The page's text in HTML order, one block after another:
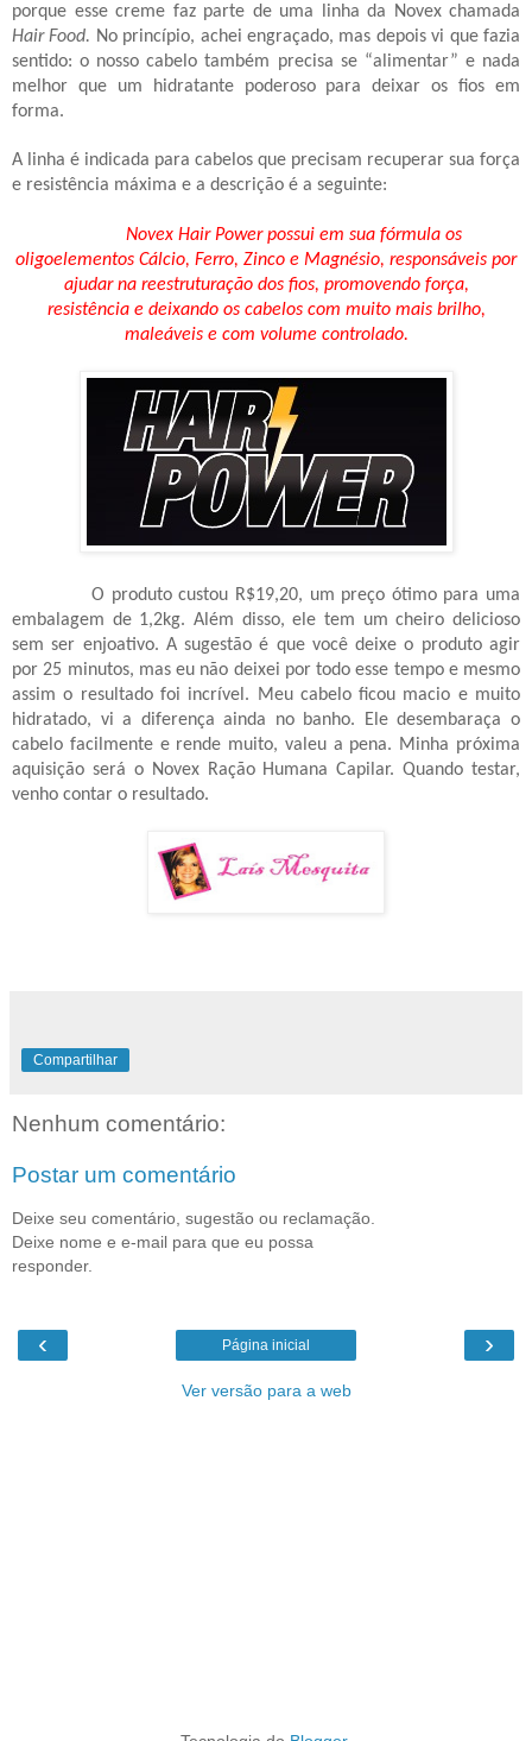
porque esse creme faz parte de uma linha da Novex chamada
Hair Food. No princípio, achei engraçado, mas depois vi que fazia
sentido: o nosso cabelo também precisa se “alimentar” e nada
melhor que um hidratante poderoso para deixar os fios em
forma.
A linha é indicada para cabelos que precisam recuperar sua força
e resistência máxima e a descrição é a seguinte:
Novex Hair Power possui em sua fórmula os
oligoelementos Cálcio, Ferro, Zinco e Magnésio, responsáveis por
ajudar na reestruturação dos fios, promovendo força,
resistência e deixando os cabelos com muito mais brilho,
maleáveis e com volume controlado.
O produto custou R$19,20, um preço ótimo para uma
embalagem de 1,2kg. Além disso, ele tem um cheiro delicioso
sem ser enjoativo. A sugestão é que você deixe o produto agir
por 25 minutos, mas eu não deixei por todo esse tempo e mesmo
assim o resultado foi incrível. Meu cabelo ficou macio e muito
hidratado, vi a diferença ainda no banho. Ele desembaraça o
cabelo facilmente e rende muito, valeu a pena. Minha próxima
aquisição será o Novex Ração Humana Capilar. Quando testar,
venho contar o resultado.
Compartilhar
Nenhum comentário:
Postar um comentário
Deixe seu comentário, sugestão ou reclamação.
Deixe nome e e-mail para que eu possa
responder.
‹ ›
Página inicial
Ver versão para a web